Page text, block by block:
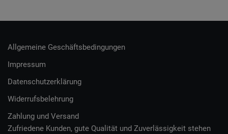
Allgemeine Geschäftsbedingungen
Impressum
Datenschutzerklärung
Widerrufsbelehrung
Zahlung und Versand
Zufriedene Kunden, gute Qualität und Zuverlässigkeit stehen